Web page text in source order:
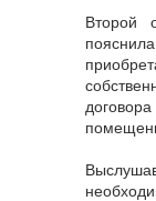
Второй